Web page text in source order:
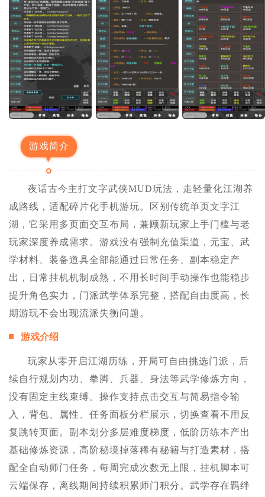
游戏简介
夜话古今主打文字武侠MUD玩法，走轻量化江湖养
成路线，适配碎片化手机游玩。区别传统单页文字江
湖，它采用多页面交互布局，兼顾新玩家上手门槛与老
玩家深度养成需求。游戏没有强制充值渠道，元宝、武
学材料、装备道具全部能通过日常任务、副本稳定产
出，日常挂机机制成熟，不用长时间手动操作也能稳步
提升角色实力，门派武学体系完整，搭配自由度高，长
期游玩不会出现流派失衡问题。
游戏介绍
玩家从零开启江湖历练，开局可自由挑选门派，后
续自行规划内功、拳脚、兵器、身法等武学修炼方向，
没有固定主线束缚。操作支持点击交互与简易指令输
入，背包、属性、任务面板分栏展示，切换查看不用反
复跳转页面。副本划分多层难度梯度，低阶历练本产出
基础修炼资源，高阶秘境掉落稀有秘籍与打造素材，搭
配全自动师门任务，每周完成次数无上限，挂机脚本可
云端保存，离线期间持续积累师门积分。武学存在羁绊